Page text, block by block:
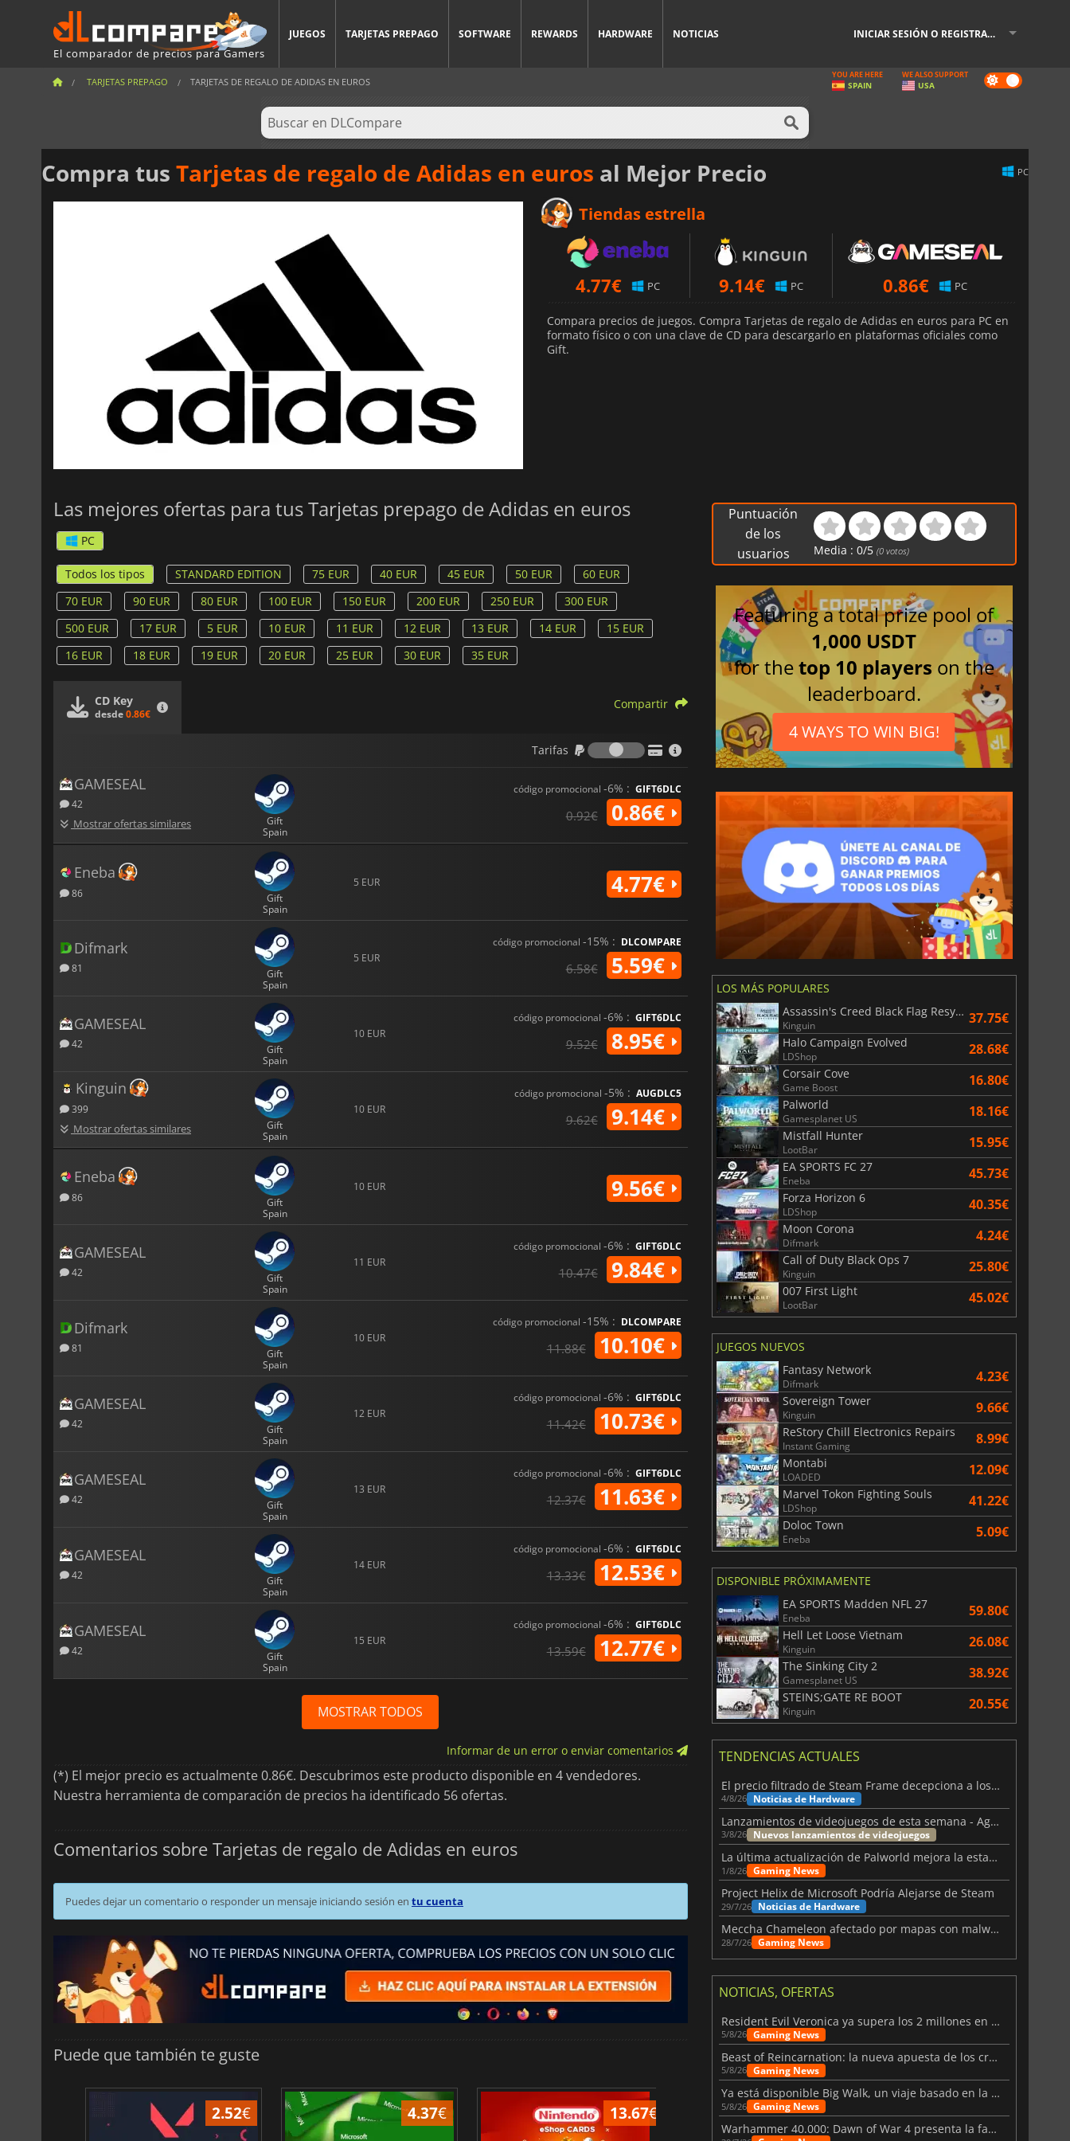
El comparador de precios para Gamers
JUEGOS TARJETAS PREPAGO SOFTWARE REWARDS HARDWARE NOTICIAS INICIAR SESIÓN O REGISTRARSE
TARJETAS PREPAGO TARJETAS DE REGALO DE ADIDAS EN EUROS Dark
mode
YOU ARE HERE
SPAIN
WE ALSO SUPPORT
USA
Compra tus Tarjetas de regalo de Adidas en euros al Mejor Precio PC
Tiendas estrella
4.77€ PC 9.14€ PC 0.86€ PC
Compara precios de juegos. Compra Tarjetas de regalo de Adidas en euros para PC en
formato físico o con una clave de CD para descargarlo en plataformas oficiales como
Gift.
Las mejores ofertas para tus Tarjetas prepago de Adidas en euros
PC
Todos los tipos STANDARD EDITION 75 EUR 40 EUR 45 EUR 50 EUR
60 EUR
70 EUR
90 EUR 80 EUR 100 EUR 150 EUR 200 EUR 250 EUR
300 EUR
500 EUR
17 EUR 5 EUR 10 EUR 11 EUR 12 EUR 13 EUR 14 EUR
15 EUR
16 EUR
18 EUR 19 EUR 20 EUR 25 EUR 30 EUR 35 EUR
CD Key
desde0.86€
Compartir
Tarifas
Tarifas
GAMESEAL
42
Mostrar ofertas similares
Gift
Spain
código promocional -6% : GIFT6DLC
0.92€ 0.86€
Eneba
86
Gift
Spain
5 EUR 4.77€
Difmark
81
Gift
Spain
5 EUR
código promocional -15% : DLCOMPARE
6.58€ 5.59€
GAMESEAL
42
Gift
Spain
10 EUR
código promocional -6% : GIFT6DLC
9.52€ 8.95€
Kinguin
399
Mostrar ofertas similares
Gift
Spain
10 EUR
código promocional -5% : AUGDLC5
9.62€ 9.14€
Eneba
86
Gift
Spain
10 EUR 9.56€
GAMESEAL
42
Gift
Spain
11 EUR
código promocional -6% : GIFT6DLC
10.47€ 9.84€
Difmark
81
Gift
Spain
10 EUR
código promocional -15% : DLCOMPARE
11.88€ 10.10€
GAMESEAL
42
Gift
Spain
12 EUR
código promocional -6% : GIFT6DLC
11.42€ 10.73€
GAMESEAL
42
Gift
Spain
13 EUR
código promocional -6% : GIFT6DLC
12.37€ 11.63€
GAMESEAL
42
Gift
Spain
14 EUR
código promocional -6% : GIFT6DLC
13.33€ 12.53€
GAMESEAL
42
Gift
Spain
15 EUR
código promocional -6% : GIFT6DLC
13.59€ 12.77€
MOSTRAR TODOS
Informar de un error o enviar comentarios
(*) El mejor precio es actualmente 0.86€. Descubrimos este producto disponible en 4 vendedores.
Nuestra herramienta de comparación de precios ha identificado 56 ofertas.
Comentarios sobre Tarjetas de regalo de Adidas en euros
Puedes dejar un comentario o responder un mensaje iniciando sesión en tu cuenta
Puede que también te guste
2.52€ 4.37€ 13.67€ 1.17€ 49.48
Puntuación
de los
usuarios
Media :0/5 (0 votos)
Featuring a total prize pool of
1,000 USDT
for thetop 10 players on the
leaderboard.
4 WAYS TO WIN BIG!
LOS MÁS POPULARES
Assassin's Creed Black Flag Resynced
Kinguin 37.75€
Halo Campaign Evolved
LDShop 28.68€
Corsair Cove
Game Boost 16.80€
Palworld
Gamesplanet US 18.16€
Mistfall Hunter
LootBar 15.95€
EA SPORTS FC 27
Eneba 45.73€
Forza Horizon 6
LDShop 40.35€
Moon Corona
Difmark 4.24€
Call of Duty Black Ops 7
Kinguin 25.80€
007 First Light
LootBar 45.02€
JUEGOS NUEVOS
Fantasy Network
Difmark 4.23€
Sovereign Tower
Kinguin 9.66€
ReStory Chill Electronics Repairs
Instant Gaming 8.99€
Montabi
LOADED 12.09€
Marvel Tokon Fighting Souls
LDShop 41.22€
Doloc Town
Eneba 5.09€
DISPONIBLE PRÓXIMAMENTE
EA SPORTS Madden NFL 27
Eneba 59.80€
Hell Let Loose Vietnam
Kinguin 26.08€
The Sinking City 2
Gamesplanet US 38.92€
STEINS;GATE RE BOOT
Kinguin 20.55€
TENDENCIAS ACTUALES
El precio filtrado de Steam Frame decepciona a los usuarios
4/8/26 Noticias de Hardware
Lanzamientos de videojuegos de esta semana - Agosto de 2026 (semana 32)
3/8/26 Nuevos lanzamientos de videojuegos
La última actualización de Palworld mejora la estabilidad
1/8/26 Gaming News
Project Helix de Microsoft Podría Alejarse de Steam
29/7/26 Noticias de Hardware
Meccha Chameleon afectado por mapas con malware y Discord
28/7/26 Gaming News
NOTICIAS, OFERTAS
Resident Evil Veronica ya supera los 2 millones en listas de deseados
5/8/26 Gaming News
Beast of Reincarnation: la nueva apuesta de los creadores de Pokémon
5/8/26 Gaming News
Ya está disponible Big Walk, un viaje basado en la amistad
5/8/26 Gaming News
Warhammer 40.000: Dawn of War 4 presenta la facción de los Necrones